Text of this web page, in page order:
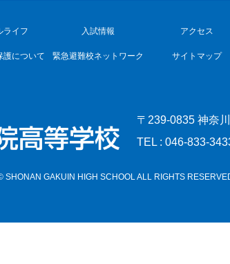
ライフ 入試情報 アクセス
護について 緊急避難校ネットワーク サイトマップ
〒239-0835 神奈
TEL : 046-833-
SHONAN GAKUIN HIGH SCHOOL ALL RIGHTS